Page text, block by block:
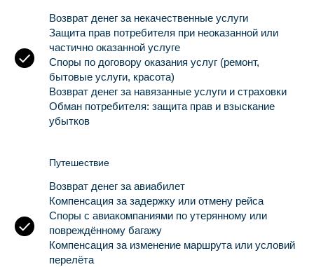
Возврат денег за некачественные услуги
Защита прав потребителя при неоказанной или
частично оказанной услуге
Споры по договору оказания услуг (ремонт,
бытовые услуги, красота)
Возврат денег за навязанные услуги и страховки
Обман потребителя: защита прав и взыскание
убытков
Путешествие
Возврат денег за авиабилет
Компенсация за задержку или отмену рейса
Споры с авиакомпаниями по утерянному или
повреждённому багажу
Компенсация за изменение маршрута или условий
перелёта